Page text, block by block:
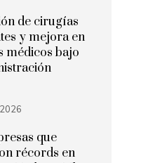
de cirugías
y mejora en
médicos bajo
que
récords en